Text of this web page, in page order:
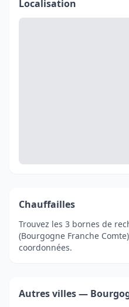
Localisation
Chauffailles
Trouvez les 3 bornes de
(Bourgogne Franche
coordonnées.
Autres villes —